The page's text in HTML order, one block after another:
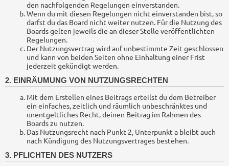
den nachfolgenden Regelungen einverstanden.
Wenn du mit diesen Regelungen nicht einverstanden bist, so
darfst du das Board nicht weiter nutzen. Für die Nutzung des
Boards gelten jeweils die an dieser Stelle veröffentlichten
Regelungen.
Der Nutzungsvertrag wird auf unbestimmte Zeit geschlossen
und kann von beiden Seiten ohne Einhaltung einer Frist
jederzeit gekündigt werden.
2. EINRÄUMUNG VON NUTZUNGSRECHTEN
Mit dem Erstellen eines Beitrags erteilst du dem Betreiber
ein einfaches, zeitlich und räumlich unbeschränktes und
unentgeltliches Recht, deinen Beitrag im Rahmen des
Boards zu nutzen.
Das Nutzungsrecht nach Punkt 2, Unterpunkt a bleibt auch
nach Kündigung des Nutzungsvertrages bestehen.
3. PFLICHTEN DES NUTZERS